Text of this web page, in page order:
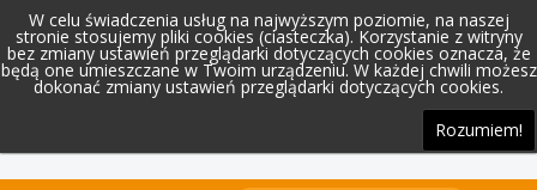
W celu świadczenia usług na najwyższym poziomie, na naszej
stronie stosujemy pliki cookies (ciasteczka). Korzystanie z witryny
bez zmiany ustawień przeglądarki dotyczących cookies oznacza, że
będą one umieszczane w Twoim urządzeniu. W każdej chwili możesz
dokonać zmiany ustawień przeglądarki dotyczących cookies.
Rozumiem!